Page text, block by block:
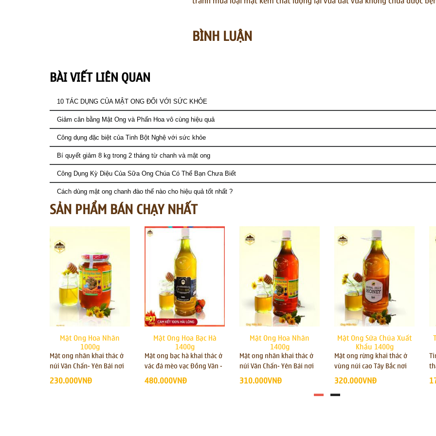
BÌNH LUẬN
BÀI VIẾT LIÊN QUAN
10 TÁC DỤNG CỦA MẬT ONG ĐỐI VỚI SỨC KHỎE
Giảm cân bằng Mật Ong và Phấn Hoa vô cùng hiệu quả
Công dụng đặc biệt của Tinh Bột Nghệ với sức khỏe
Bí quyết giảm 8 kg trong 2 tháng từ chanh và mật ong
Công Dụng Kỳ Diệu Của Sữa Ong Chúa Có Thể Bạn Chưa Biết
Cách dùng mật ong chanh đào thế nào cho hiệu quả tốt nhất ?
SẢN PHẨM BÁN CHẠY NHẤT
Mật Ong Hoa Nhãn
1000g
Mật ong nhãn khai thác ở
núi Văn Chấn- Yên Bái nơi
có rừng nhãn bạt ngàn,
230.000VNĐ
Mật Ong Hoa Bạc Hà
1400g
Mật ong bạc hà khai thác ở
vác đá mèo vạc Đồng Văn -
Hà Giang ,công dụng mật
480.000VNĐ
Mật Ong Hoa Nhãn
1400g
Mật ong nhãn khai thác ở
núi Văn Chấn- Yên Bái nơi
có rừng nhãn bạt ngàn,
310.000VNĐ
Mật Ong Sữa Chúa Xuất
Khẩu 1400g
Mật ong rừng khai thác ở
vùng núi cao Tây Bắc nơi
có nhiều nguồn hoa dược
tăng cường sinh lực, chữa
320.000VNĐ